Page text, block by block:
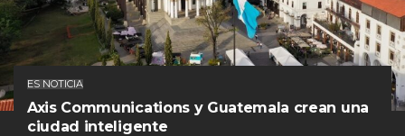
ES NOTICIA
Axis Communications y Guatemala crean una
ciudad inteligente